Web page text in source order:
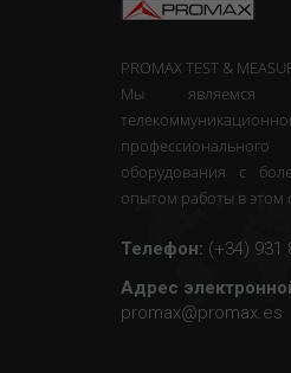
PROMAX TEST &
Мы являемся
оборудования с
опытом работы в этом
Телефон: (+34) 931
Адрес
promax@promax.es